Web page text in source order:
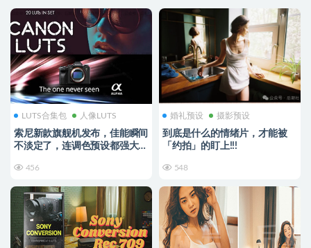
LUTS合集包 人像LUTS
索尼新款旗舰机发布，佳能瞬间
不淡定了，连调色预设都强大到
456
婚礼预设 摄影预设
到底是什么的情绪片，才能被
「约拍」的盯上!!!
548